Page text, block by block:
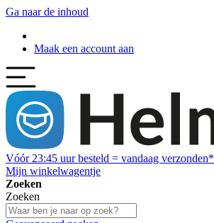
Ga naar de inhoud
Maak een account aan
Vóór 23:45 uur besteld = vandaag verzonden*
Mijn winkelwagentje
Zoeken
Zoeken